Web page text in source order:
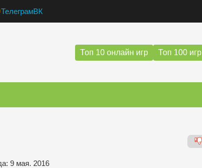
ТелеграмВК
Топ 10 онлайн игр Топ 100 игр
9 мая. 2016